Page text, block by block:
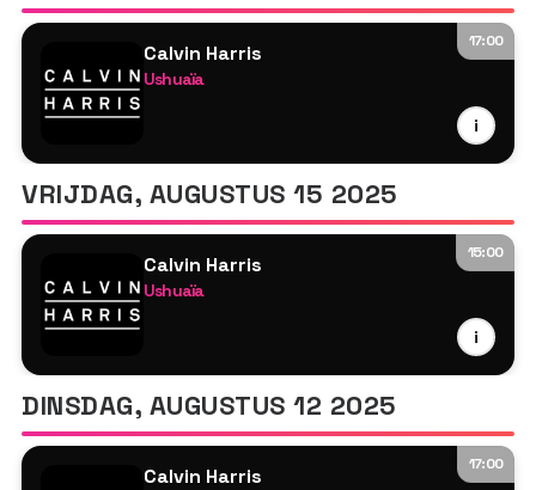
17:00
Calvin Harris
Ushuaïa
i
Tyson O'Brien
VRIJDAG, AUGUSTUS 15 2025
15:00
Calvin Harris
Ushuaïa
i
Tyson O'Brien
DINSDAG, AUGUSTUS 12 2025
17:00
Calvin Harris